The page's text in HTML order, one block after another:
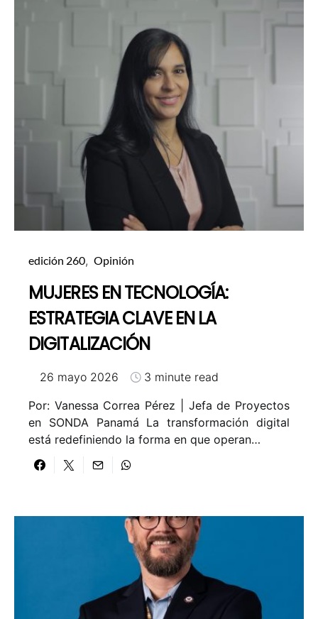
edición 260 Opinión
MUJERES EN TECNOLOGÍA:
ESTRATEGIA CLAVE EN LA
DIGITALIZACIÓN
26 mayo 2026
3 minute read
Por: Vanessa Correa Pérez | Jefa de Proyectos
en SONDA Panamá La transformación digital
está redefiniendo la forma en que operan…